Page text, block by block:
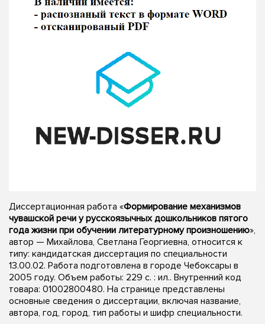
Диссертационная работа «Формирование механизмов
чувашской речи у русскоязычных дошкольников пятого
года жизни при обучении литературному произношению»,
автор — Михайлова, Светлана Георгиевна, относится к
типу: кандидатская диссертация по специальности
13.00.02. Работа подготовлена в городе Чебоксары в
2005 году. Объем работы: 229 с. : ил.. Внутренний код
товара: 01002800480. На странице представлены
основные сведения о диссертации, включая название,
автора, год, город, тип работы и шифр специальности.